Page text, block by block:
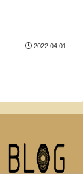
2022.04.01